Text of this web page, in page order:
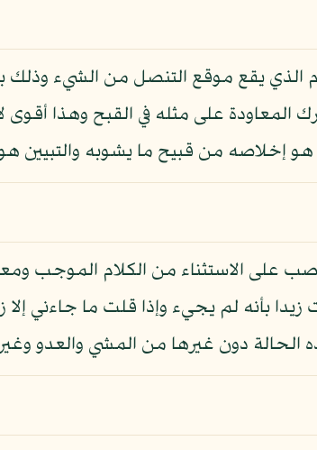
الذي يقع موقع التنصل من الشيء
المعاودة على مثله في القبح وهذا
إخلاصه من قبيح ما يشوبه والتبيين
على الاستثناء من الكلام الموجب
بأنه لم يجيء وإذا قلت ما جاءني إلا
دون غيرها من المشي والعدو